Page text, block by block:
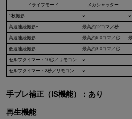
ドライブモード メカシャッター
1枚撮影 ○ ○
高速連続撮影+
最高約12コマ／秒
高速連続撮影 最高約6.0コマ／秒
低速連続撮影 最高約3.0コマ／秒
セルフタイマー：10秒／リモコン ○
セルフタイマー：2秒／リモコン ○
手ブレ補正（IS機能）：あり
再生機能